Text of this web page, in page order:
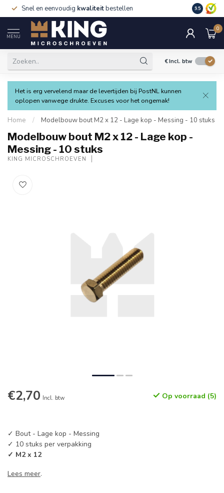
Snel en eenvoudig kwaliteitbestellen 9.5
MENU
0
€Incl. btw
Het is erg vervelend maar de levertijden bij PostNL kunnen
oplopen vanwege drukte. Excuses voor het ongemak!
Home / Modelbouw bout M2 x 12 - Lage kop - Messing - 10 stuks
Modelbouw bout M2 x 12 - Lage kop -
Messing - 10 stuks
KING MICROSCHROEVEN
€2,70 Incl. btw Op voorraad (5)
✓ Bout - Lage kop - Messing
✓ 10 stuks per verpakking
✓ M2 x 12
Lees meer.